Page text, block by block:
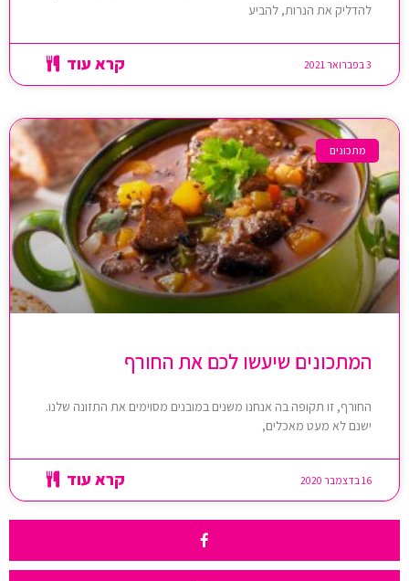
להדליק את הנרות, להביע
קרא עוד 3 בפברואר 2021
מתכונים
המתכונים שיעשו לכם את החורף
החורף, זו תקופה בה אנחנו משנים במובנים מסוימים את התזונה שלנו.
ישנם לא מעט מאכלים,
קרא עוד 16 בדצמבר 2020